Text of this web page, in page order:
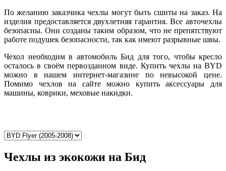
По желанию заказчика чехлы могут быть сшиты на заказ. На
изделия предоставляется двухлетняя гарантия. Все авточехлы
безопасны. Они созданы таким образом, что не препятствуют
работе подушек безопасности, так как имеют разрывные швы.
Чехол необходим в автомобиль Бид для того, чтобы кресло
осталось в своём первозданном виде. Купить чехлы на BYD
можно в нашем интернет-магазине по невысокой цене.
Помимо чехлов на сайте можно купить аксессуары для
машины, коврики, меховые накидки.
Чехлы из экокожи на Бид